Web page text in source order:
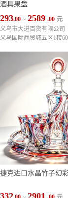
酒具果盘
293.00 ~ 2589 .00 元
义乌市大进百货有限公司
义乌国际商贸城五区1楼
捷克进口水晶竹子幻
332 2901